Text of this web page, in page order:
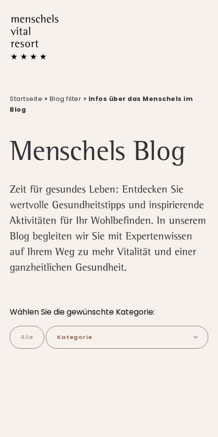
Startseite > Blog filter > Infos über das Menschels im
Blog
Menschels Blog
Zeit für gesundes Leben: Entdecken Sie
wertvolle Gesundheitstipps und inspirierende
Aktivitäten für Ihr Wohlbefinden. In unserem
Blog begleiten wir Sie mit Expertenwissen
auf Ihrem Weg zu mehr Vitalität und einer
ganzheitlichen Gesundheit.
Wählen Sie die gewünschte Kategorie:
Alle Kategorie